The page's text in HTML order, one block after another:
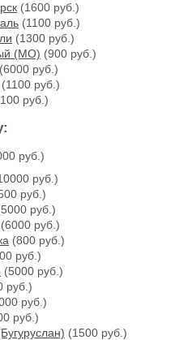
(1600 руб.)
(1100 руб.)
(1300 руб.)
(МО) (900 руб.)
(6000 руб.)
(1100 руб.)
руб.)
руб.)
руб.)
руб.)
руб.)
(6000 руб.)
(800 руб.)
руб.)
(5000 руб.)
руб.)
руб.)
руб.)
(1500 руб.)